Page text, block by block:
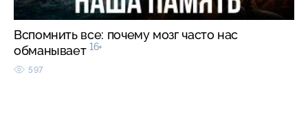
Вспомнить все: почему мозг часто нас
обманывает 16+
597